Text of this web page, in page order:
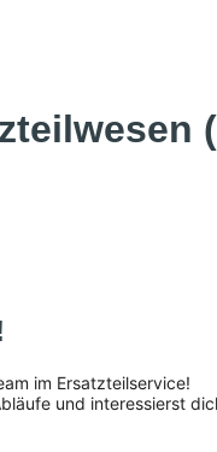
im Ersatzteilservice!
und interessierst